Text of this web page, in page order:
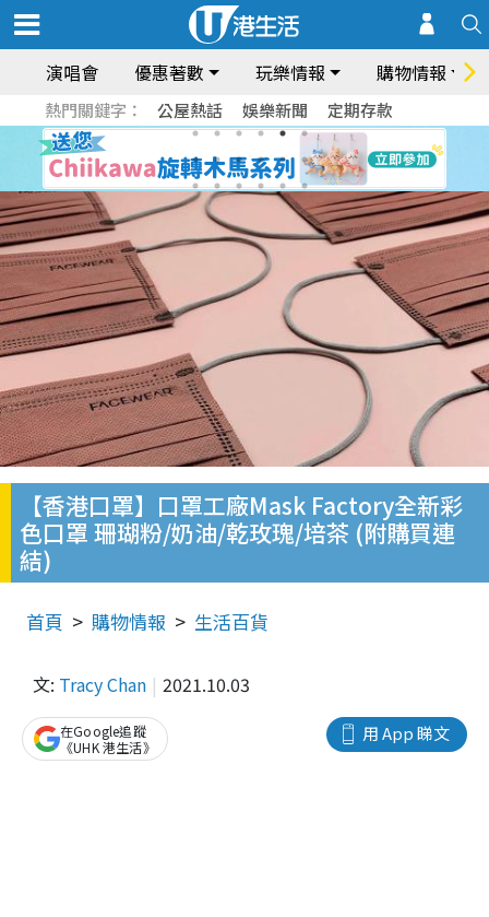
演唱會 優惠著數 玩樂情報 購物情報
熱門關鍵字： 公屋熱話 娛樂新聞 定期存款
【香港口罩】口罩工廠Mask Factory全新彩
色口罩 珊瑚粉/奶油/乾玫瑰/培茶 (附購買連
結)
首頁 購物情報 生活百貨
文: Tracy Chan 2021.10.03
用 App 睇文
在Google追蹤
《UHK 港生活》